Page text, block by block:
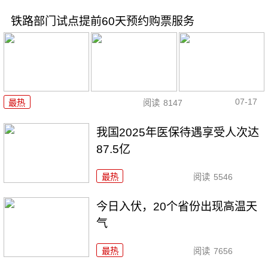
铁路部门试点提前60天预约购票服务
最热 阅读 8147 07-17
我国2025年医保待遇享受人次达
87.5亿
最热 阅读 5546
今日入伏，20个省份出现高温天
气
最热 阅读 7656